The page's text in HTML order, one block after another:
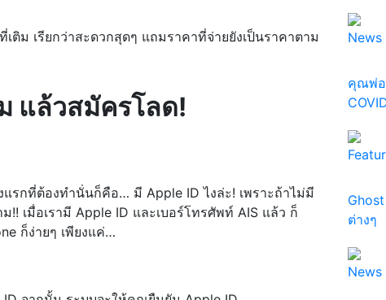
ติม เรียกว่าสะดวกสุดๆ แถมราคาที่จ่ายยังเป็นราคาตาม
แล้วสมัครโลด!
รกที่ต้องทำนั่นก็คือ… มี Apple ID ไงล่ะ! เพราะถ้าไม่มี
!! เมื่อเรามี Apple ID และเบอร์โทรศัพท์ AIS แล้ว ก็
ก็ง่ายๆ เพียงแค่…
News
คุณพ่อ
ต่างๆ
News